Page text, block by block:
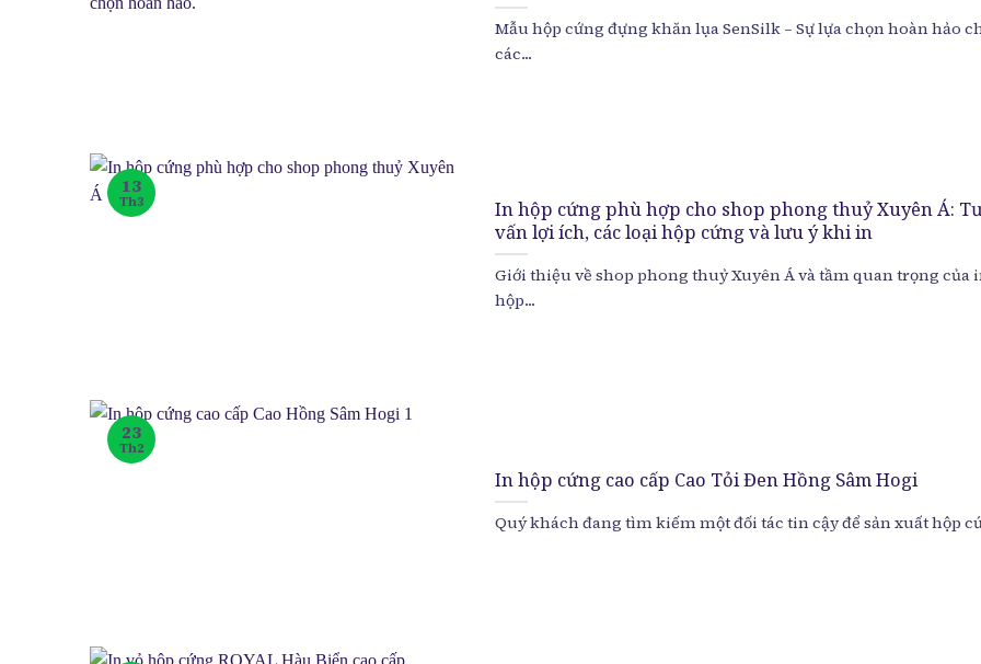
Mẫu hộp cứng đựng khăn lụa SenSilk – Sự lựa chọn hoàn hảo
các...
In hộp cứng phù hợp cho shop phong thuỷ Xuyên Á:
vấn lợi ích, các loại hộp cứng và lưu ý khi in
Giới thiệu về shop phong thuỷ Xuyên Á và tầm quan trọng của
hộp...
13
Th3
In hộp cứng cao cấp Cao Tỏi Đen Hồng Sâm Hogi
Quý khách đang tìm kiếm một đối tác tin cậy để sản xuất hộp
23
Th2